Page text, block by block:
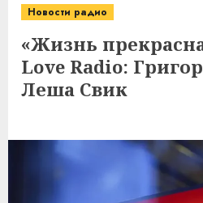
Новости радио
«Жизнь
Love Radio:
Леша Свик